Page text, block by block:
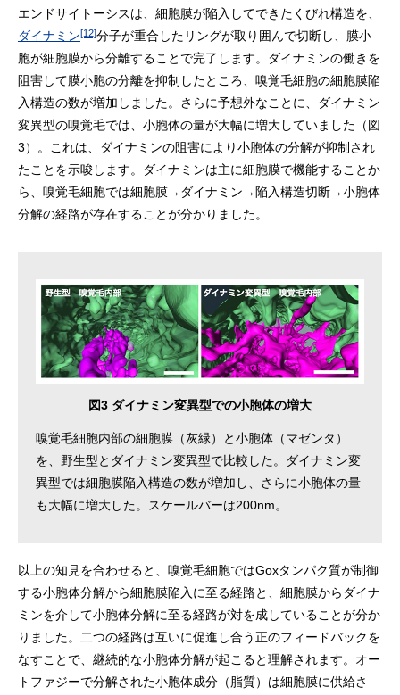
エンドサイトーシスは、細胞膜が陥入してできたくびれ構造を、
ダイナミン[12]分子が重合したリングが取り囲んで切断し、膜小
胞が細胞膜から分離することで完了します。ダイナミンの働きを
阻害して膜小胞の分離を抑制したところ、嗅覚毛細胞の細胞膜陥
入構造の数が増加しました。さらに予想外なことに、ダイナミン
変異型の嗅覚毛では、小胞体の量が大幅に増大していました（図
3）。これは、ダイナミンの阻害により小胞体の分解が抑制され
たことを示唆します。ダイナミンは主に細胞膜で機能することか
ら、嗅覚毛細胞では細胞膜→ダイナミン→陥入構造切断→小胞体
分解の経路が存在することが分かりました。
図3 ダイナミン変異型での小胞体の増大
嗅覚毛細胞内部の細胞膜（灰緑）と小胞体（マゼンタ）
を、野生型とダイナミン変異型で比較した。ダイナミン変
異型では細胞膜陥入構造の数が増加し、さらに小胞体の量
も大幅に増大した。スケールバーは200nm。
以上の知見を合わせると、嗅覚毛細胞ではGoxタンパク質が制御
する小胞体分解から細胞膜陥入に至る経路と、細胞膜からダイナ
ミンを介して小胞体分解に至る経路が対を成していることが分か
りました。二つの経路は互いに促進し合う正のフィードバックを
なすことで、継続的な小胞体分解が起こると理解されます。オー
トファジーで分解された小胞体成分（脂質）は細胞膜に供給さ